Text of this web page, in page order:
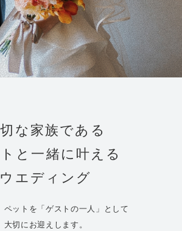
結婚式
な家族である
と一緒に叶える
ウエディング
ペットを「ゲストの一人」として
大切にお迎えします。